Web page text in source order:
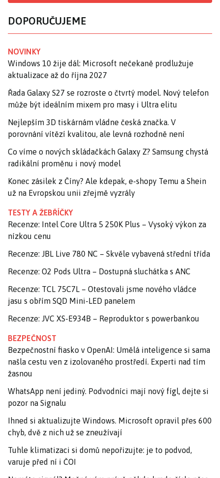
DOPORUČUJEME
NOVINKY
Windows 10 žije dál: Microsoft nečekaně prodlužuje
aktualizace až do října 2027
Řada Galaxy S27 se rozroste o čtvrtý model. Nový telefon
může být ideálním mixem pro masy i Ultra elitu
Nejlepším 3D tiskárnám vládne česká značka. V
porovnání vítězí kvalitou, ale levná rozhodně není
Co víme o nových skládačkách Galaxy Z? Samsung chystá
radikální proměnu i nový model
Konec zásilek z Číny? Ale kdepak, e-shopy Temu a Shein
už na Evropskou unii zřejmě vyzrály
TESTY A ŽEBŘÍČKY
Recenze: Intel Core Ultra 5 250K Plus – Vysoký výkon za
nízkou cenu
Recenze: JBL Live 780 NC – Skvěle vybavená střední třída
Recenze: O2 Pods Ultra – Dostupná sluchátka s ANC
Recenze: TCL 75C7L – Otestovali jsme nového vládce
jasu s obřím SQD Mini-LED panelem
Recenze: JVC XS-E934B – Reproduktor s powerbankou
BEZPEČNOST
Bezpečnostní fiasko v OpenAI: Umělá inteligence si sama
našla cestu ven z izolovaného prostředí. Experti nad tím
žasnou
WhatsApp není jediný. Podvodníci mají nový fígl, dejte si
pozor na Signalu
Ihned si aktualizujte Windows. Microsoft opravil přes 600
chyb, dvě z nich už se zneužívají
Tuhle klimatizaci si domů nepořizujte: je to podvod,
varuje před ní i ČOI